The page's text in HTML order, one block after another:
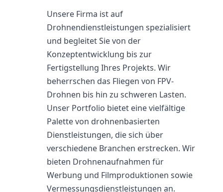
Unsere Firma ist auf
Drohnendienstleistungen spezialisiert
und begleitet Sie von der
Konzeptentwicklung bis zur
Fertigstellung Ihres Projekts. Wir
beherrschen das Fliegen von FPV-
Drohnen bis hin zu schweren Lasten.
Unser Portfolio bietet eine vielfältige
Palette von drohnenbasierten
Dienstleistungen, die sich über
verschiedene Branchen erstrecken. Wir
bieten Drohnenaufnahmen für
Werbung und Filmproduktionen sowie
Vermessungsdienstleistungen an.